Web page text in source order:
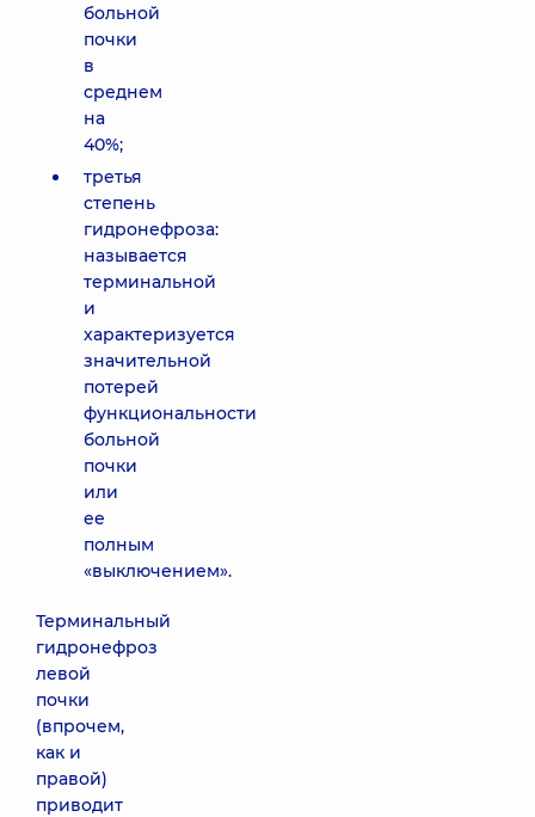
больной
почки
в
среднем
на
40%;
третья
степень
гидронефроза:
называется
терминальной
и
характеризуется
значительной
потерей
функциональности
больной
почки
или
ее
полным
«выключением».
Терминальный
гидронефроз
левой
почки
(впрочем,
как и
правой)
приводит